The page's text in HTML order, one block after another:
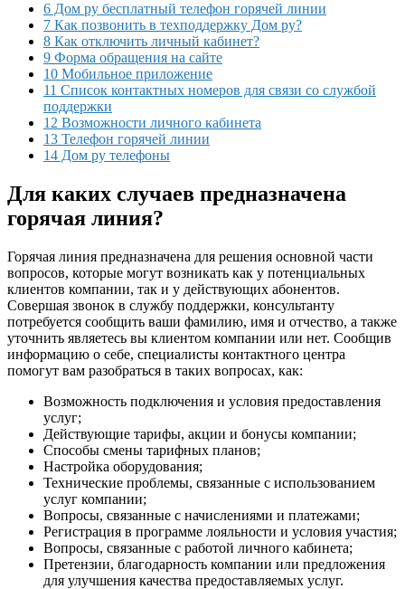
6 Дом ру бесплатный телефон горячей линии
7 Как позвонить в техподдержку Дом ру?
8 Как отключить личный кабинет?
9 Форма обращения на сайте
10 Мобильное приложение
11 Список контактных номеров для связи со службой
поддержки
12 Возможности личного кабинета
13 Телефон горячей линии
14 Дом ру телефоны
Для каких случаев предназначена
горячая линия?
Горячая линия предназначена для решения основной части
вопросов, которые могут возникать как у потенциальных
клиентов компании, так и у действующих абонентов.
Совершая звонок в службу поддержки, консультанту
потребуется сообщить ваши фамилию, имя и отчество, а также
уточнить являетесь вы клиентом компании или нет. Сообщив
информацию о себе, специалисты контактного центра
помогут вам разобраться в таких вопросах, как:
Возможность подключения и условия предоставления
услуг;
Действующие тарифы, акции и бонусы компании;
Способы смены тарифных планов;
Настройка оборудования;
Технические проблемы, связанные с использованием
услуг компании;
Вопросы, связанные с начислениями и платежами;
Регистрация в программе лояльности и условия участия;
Вопросы, связанные с работой личного кабинета;
Претензии, благодарность компании или предложения
для улучшения качества предоставляемых услуг.